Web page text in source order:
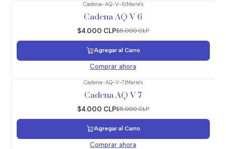
Cadena-AQ-V-6|Marie's
Cadena AQ V 6
$4.000 CLP$5.000 CLP
Agregar al Carro
Comprar ahora
Cadena-AQ-V-7|Marie's
Cadena AQ V 7
$4.000 CLP$5.000 CLP
Agregar al Carro
Comprar ahora